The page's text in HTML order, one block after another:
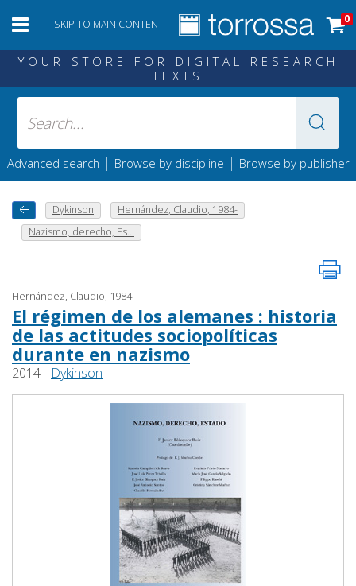
SKIP TO MAIN CONTENT 0
YOUR STORE FOR DIGITAL RESEARCH
TEXTS
Advanced search | Browse by discipline | Browse by publisher
Dykinson
Hernández, Claudio, 1984-
Nazismo, derecho, Es...
Hernández, Claudio, 1984-
El régimen de los alemanes : historia
de las actitudes sociopolíticas
durante en nazismo
2014 - Dykinson